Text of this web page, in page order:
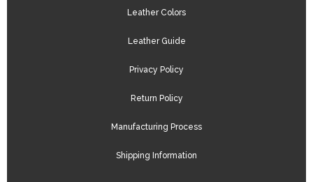
Leather Colors
Leather Guide
Privacy Policy
Return Policy
Manufacturing Process
Shipping Information